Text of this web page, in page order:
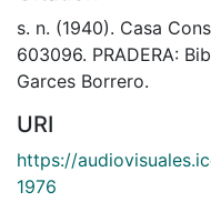
s. n. (1940). Casa
603096. PRADERA:
Garces Borrero.
URI
https://
1976